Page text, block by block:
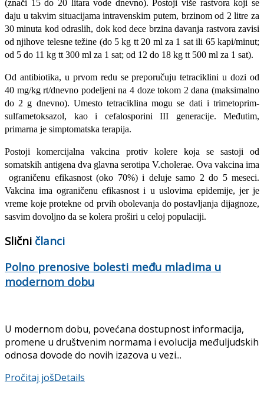
(znači 15 do 20 litara vode dnevno). Postoji više rastvo­ra koji se
daju u takvim situacijama intravenskim putem, brzinom od 2 litre za
30 minuta kod odraslih, dok kod dece brzina davanja rastvora zavisi
od njihove telesne težine (do 5 kg tt 20 ml za 1 sat ili 65 kapi/minut;
od 5 do 11 kg tt 300 ml za 1 sat; od 12 do 18 kg tt 500 ml za 1 sat).
Od antibiotika, u prvom redu se preporučuju tetraciklini u dozi od
40 mg/kg rt/dnevno podeljeni na 4 doze tokom 2 dana (maksimalno
do 2 g dnevno). Umesto tetraciklina mogu se dati i trimetoprim-
sulfametoksazol, kao i cefalosporini III generacije. Međutim,
primarna je simptomatska terapija.
Postoji komercijalna vakcina protiv kolere koja se sastoji od
somatskih antigena dva glavna serotipa V.cholerae. Ova vakcina ima
ograničenu efikasnost (oko 70%) i deluje samo 2 do 5 meseci.
Vakcina ima ograničenu efikasnost i u uslovima epidemije, jer je
vreme koje protekne od prvih obolevanja do postavljanja dijagnoze,
sasvim dovoljno da se kolera proširi u celoj populaciji.
Slični članci
Polno prenosive bolesti među mladima u
modernom dobu
U modernom dobu, povećana dostupnost informacija,
promene u društvenim normama i evolucija međuljudskih
odnosa dovode do novih izazova u vezi...
Pročitaj jošDetails